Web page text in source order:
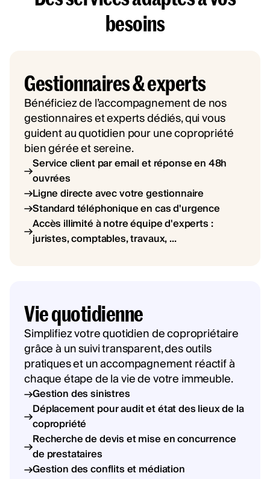
besoins
Gestionnaires & experts
Bénéficiez de l’accompagnement de nos
gestionnaires et experts dédiés, qui vous
guident au quotidien pour une copropriété
bien gérée et sereine.
Service client par email et réponse en 48h
ouvrées
Ligne directe avec votre gestionnaire
Standard téléphonique en cas d'urgence
Accès illimité à notre équipe d'experts :
juristes, comptables, travaux, ...
Vie quotidienne
Simplifiez votre quotidien de copropriétaire
grâce à un suivi transparent, des outils
pratiques et un accompagnement réactif à
chaque étape de la vie de votre immeuble.
Gestion des sinistres
Déplacement pour audit et état des lieux de la
copropriété
Recherche de devis et mise en concurrence
de prestataires
Gestion des conflits et médiation